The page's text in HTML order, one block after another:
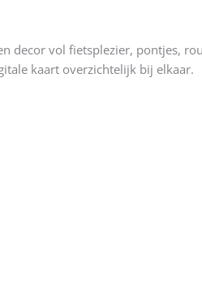
decor vol fietsplezier, pontjes,
kaart overzichtelijk bij elkaar.